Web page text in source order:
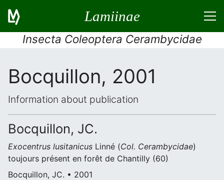
Lamiinae
Insecta Coleoptera Cerambycidae
Bocquillon, 2001
Information about publication
Bocquillon, JC.
Exocentrus lusitanicus Linné (Col. Cerambycidae)
toujours présent en forêt de Chantilly (60)
Bocquillon, JC. • 2001